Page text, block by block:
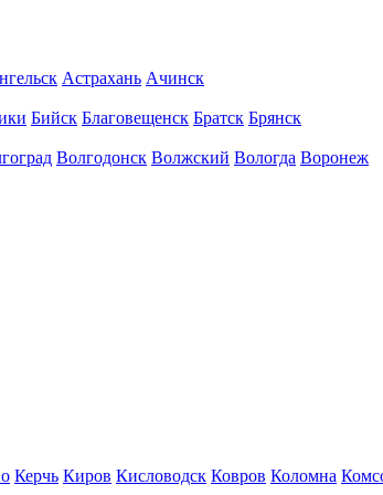
Астрахань Ачинск
Бийск Благовещенск Братск Брянск
Волгодонск Волжский Вологда Воронеж
Керчь Киров Кисловодск Ковров Коломна